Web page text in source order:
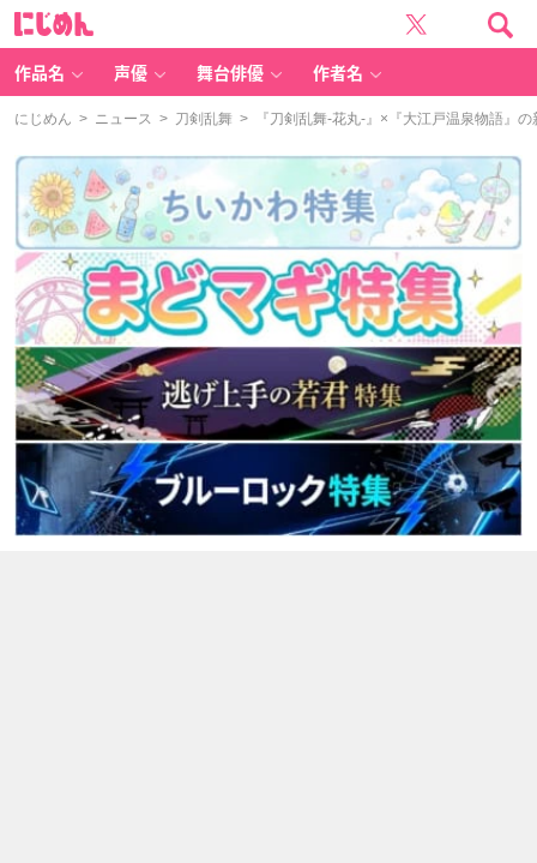
作品名 声優 舞台俳優 作者名
にじめん > ニュース > 刀剣乱舞 > 『刀剣乱舞-花丸-』×『大江戸温泉物語』